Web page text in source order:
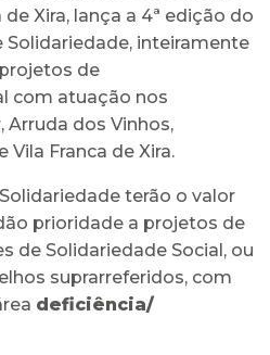
Xira, lança a 4ª edição do
Solidariedade, inteiramente
de
com atuação nos
Arruda dos Vinhos,
Vila Franca de Xira.
terão o valor
prioridade a projetos de
de Solidariedade Social, ou
suprarreferidos, com
deficiência/